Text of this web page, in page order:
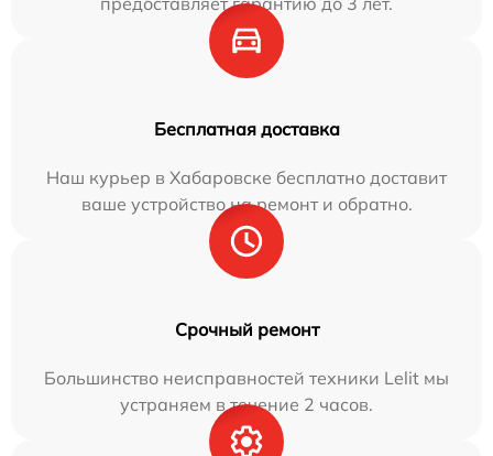
Бесплатная доставка
Наш курьер в Хабаровске бесплатно доставит
ваше устройство на ремонт и обратно.
Срочный ремонт
Большинство неисправностей техники Lelit мы
устраняем в течение 2 часов.